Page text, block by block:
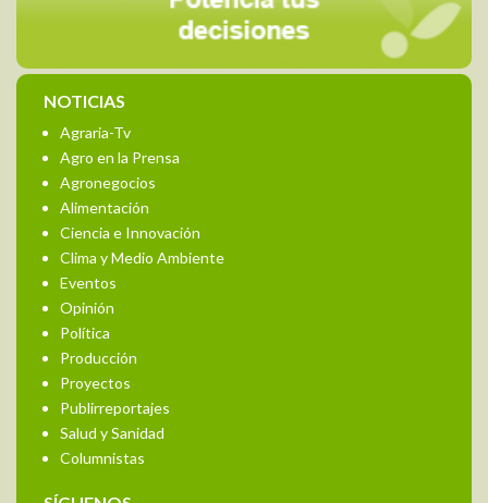
NOTICIAS
Agraria-Tv
Agro en la Prensa
Agronegocios
Alimentación
Ciencia e Innovación
Clima y Medio Ambiente
Eventos
Opinión
Política
Producción
Proyectos
Publirreportajes
Salud y Sanidad
Columnistas